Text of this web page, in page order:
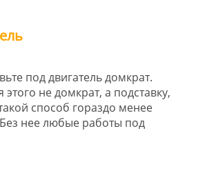
под двигатель домкрат.
не домкрат, а подставку,
способ гораздо менее
нее любые работы под